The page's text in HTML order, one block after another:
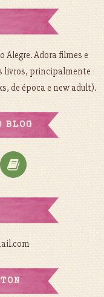
Alegre. Adora filmes e
livros, principalmente
de época e new adult).
BLOG